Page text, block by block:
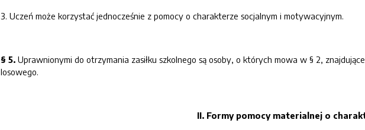
3. Uczeń może korzystać jednocześnie z pomocy o charakterze socjalnym i motywacyjnym.
§ 5. Uprawnionymi do otrzymania zasiłku szkolnego są osoby, o których mowa w § 2,
losowego.
II. Formy pomocy materialnej o